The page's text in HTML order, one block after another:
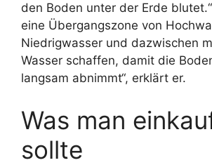
den Boden unter der Erde
eine Übergangszone von
Niedrigwasser und dazwischen
Wasser schaffen, damit die
langsam abnimmt“, erklärt er.
Was man
sollte